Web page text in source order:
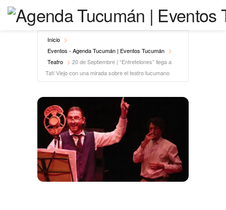
Inicio
Eventos - Agenda Tucumán | Eventos Tucumán
Teatro
20 de Septiembre | “Entretelones” llega a
Tafí Viejo con una mirada sobre el teatro tucumano